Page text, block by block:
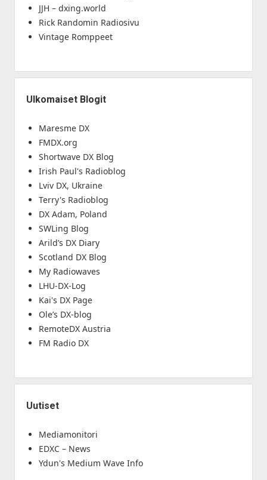
JJH – dxing.world
Rick Randomin Radiosivu
Vintage Romppeet
Ulkomaiset Blogit
Maresme DX
FMDX.org
Shortwave DX Blog
Irish Paul's Radioblog
Lviv DX, Ukraine
Terry's Radioblog
DX Adam, Poland
SWLing Blog
Arild’s DX Diary
Scotland DX Blog
My Radiowaves
LHU-DX-Log
Kai's DX Page
Ole’s DX-blog
RemoteDX Austria
FM Radio DX
Uutiset
Mediamonitori
EDXC – News
Ydun's Medium Wave Info